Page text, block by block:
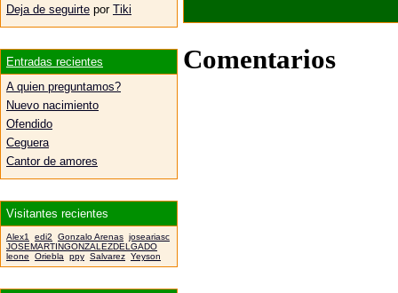
Comentarios
Deja de seguirte por Tiki
Entradas recientes
A quien preguntamos?
Nuevo nacimiento
Ofendido
Ceguera
Cantor de amores
Visitantes recientes
Alex1 edi2 Gonzalo Arenas joseariasc
JOSEMARTINGONZALEZDELGADO
leone
Oriebla ppy Salvarez Yeyson